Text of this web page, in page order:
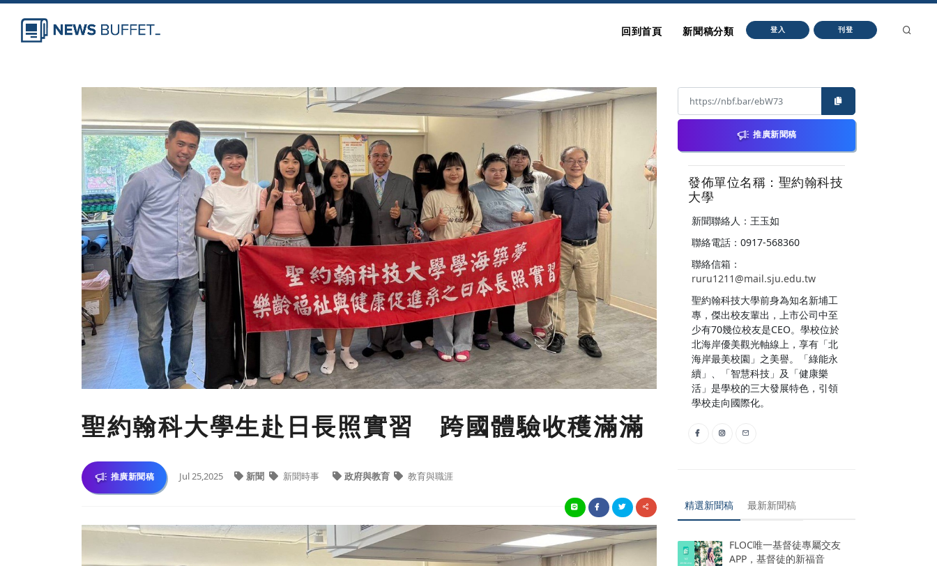
回到首頁 新聞稿分類 登入 刊登
聖約翰科大學生赴日長照實習 跨國體驗收穫滿滿
推廣新聞稿 Jul 25,2025 新聞 新聞時事 政府與教育 教育與職涯
推廣新聞稿
發佈單位名稱：聖約翰科技
大學
新聞聯絡人：王玉如
聯絡電話：0917-568360
聯絡信箱：
ruru1211@mail.sju.edu.tw
聖約翰科技大學前身為知名新埔工
專，傑出校友輩出，上市公司中至
少有70幾位校友是CEO。學校位於
北海岸優美觀光軸線上，享有「北
海岸最美校園」之美譽。「綠能永
續」、「智慧科技」及「健康樂
活」是學校的三大發展特色，引領
學校走向國際化。
精選新聞稿 最新新聞稿
FLOC唯一基督徒專屬交友
APP，基督徒的新福音